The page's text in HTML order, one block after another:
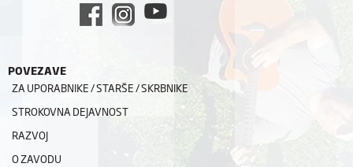
POVEZAVE
ZA UPORABNIKE / STARŠE / SKRBNIKE
STROKOVNA DEJAVNOST
RAZVOJ
O ZAVODU